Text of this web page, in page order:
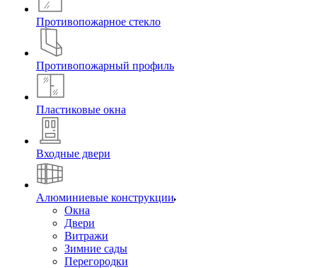
Противопожарное стекло
Противопожарный профиль
Пластиковые окна
Входные двери
Алюминиевые конструкции
Окна
Двери
Витражи
Зимние сады
Перегородки